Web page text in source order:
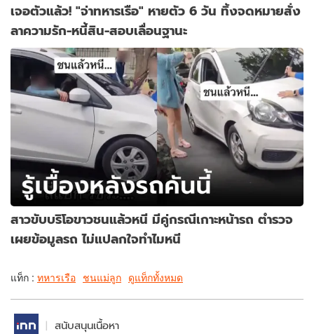
เจอตัวแล้ว! "จ่าทหารเรือ" หายตัว 6 วัน ทิ้งจดหมายสั่ง
ลาความรัก-หนี้สิน-สอบเลื่อนฐานะ
สาวขับบริโอขาวชนแล้วหนี มีคู่กรณีเกาะหน้ารถ ตำรวจ
เผยข้อมูลรถ ไม่แปลกใจทำไมหนี
แท็ก : ทหารเรือ ชนแม่ลูก ดูแท็กทั้งหมด
สนับสนุนเนื้อหา